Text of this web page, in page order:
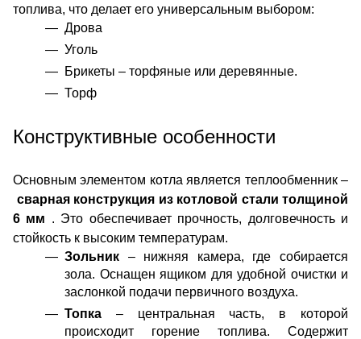
топлива, что делает его универсальным выбором:
Дрова
Уголь
Брикеты – торфяные или деревянные.
Торф
Конструктивные особенности
Основным элементом котла является теплообменник –
сварная конструкция из котловой стали толщиной
6 мм . Это обеспечивает прочность, долговечность и
стойкость к высоким температурам.
Зольник – нижняя камера, где собирается
зола. Оснащен ящиком для удобной очистки и
заслонкой подачи первичного воздуха.
Топка – центральная часть, в которой
происходит горение топлива. Содержит